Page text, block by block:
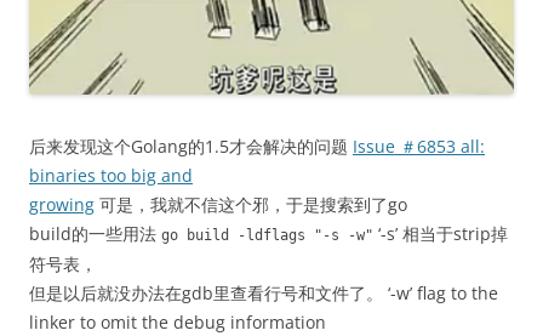
后来发现这个Golang的1.5才会解决的问题 Issue ＃6853 all:
binaries too big and
growing 可是，我就不信这个邪，于是搜索到了go
build的一些用法 go build - ldflags "-s -w" ‘-s’ 相当于strip掉
符号表，
但是以后就没办法在gdb里查看行号和文件了。 ‘-w’ flag to the
linker to omit the debug information